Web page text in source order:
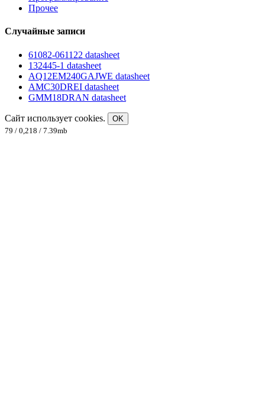
Прочее
Случайные записи
61082-061122 datasheet
132445-1 datasheet
AQ12EM240GAJWE datasheet
AMC30DREI datasheet
GMM18DRAN datasheet
Сайт использует cookies.
OK
79 / 0,218 / 7.39mb